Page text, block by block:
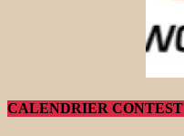
CALENDRIER CONTEST